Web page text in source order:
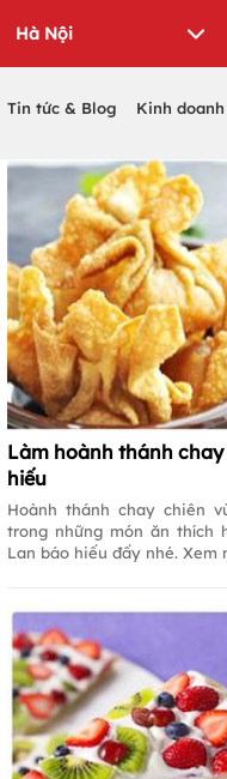
Tin tức & Blog Kinh
Làm hoành thánh
hiếu
Hoành thánh chay chiên
trong những món ăn thích
Lan báo hiếu đấy nhé. Xem